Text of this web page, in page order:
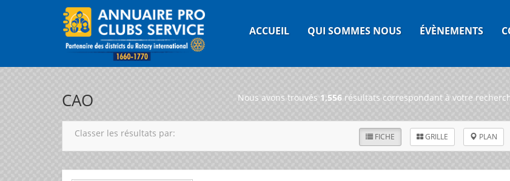
ACCUEIL QUI SOMMES NOUS ÉVÈNEMENTS
CAO Nous avons trouvés 1,556 résultats correspondant à votre
FICHE GRILLE PLAN
Classer les résultats par: